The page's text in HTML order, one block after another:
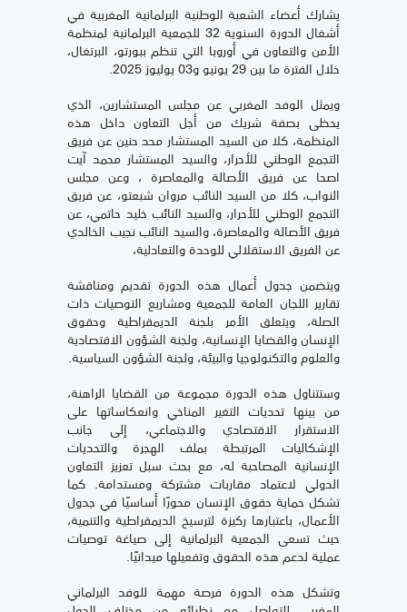
يشارك أعضاء الشعبة الوطنية البرلمانية المغربية في
أشغال الدورة السنوية 32 للجمعية البرلمانية لمنظمة
الأمن والتعاون في أوروبا التي تنظم ببورتو، البرتغال،
خلال الفترة ما بين 29 يونيو و03 يوليوز 2025.
ويمثل الوفد المغربي عن مجلس المستشارين، الذي
يحظى بصفة شريك من أجل التعاون داخل هذه
المنظمة، كلا من السيد المستشار محد حنين عن فريق
التجمع الوطني للأحرار، والسيد المستشار محمد آيت
اصحا عن فريق الأصالة والمعاصرة ، وعن مجلس
النواب، كلا من السيد النائب مروان شبعتو، عن فريق
التجمع الوطني للأحرار، والسيد النائب خليد حاتمي، عن
فريق الأصالة والمعاصرة، والسيد النائب نجيب الخالدي
عن الفريق الاستقلالي للوحدة والتعادلية،
ويتضمن جدول أعمال هذه الدورة تقديم ومناقشة
تقارير اللجان العامة للجمعية ومشاريع التوصيات ذات
الصلة، ويتعلق الأمر بلجنة الديمقراطية وحقوق
الإنسان والقضايا الإنسانية، ولجنة الشؤون الاقتصادية
والعلوم والتكنولوجيا والبيئة، ولجنة الشؤون السياسية.
وستتناول هذه الدورة مجموعة من القضايا الراهنة،
من بينها تحديات التغير المناخي وانعكاساتها على
الاستقرار الاقتصادي والاجتماعي، إلى جانب
الإشكاليات المرتبطة بملف الهجرة والتحديات
الإنسانية المصاحبة له، مع بحث سبل تعزيز التعاون
الدولي لاعتماد مقاربات مشتركة ومستدامة. كما
تشكل حماية حقوق الإنسان محورًا أساسيًا في جدول
الأعمال، باعتبارها ركيزة لترسيخ الديمقراطية والتنمية،
حيث تسعى الجمعية البرلمانية إلى صياغة توصيات
عملية لدعم هذه الحقوق وتفعيلها ميدانيًا.
وتشكل هذه الدورة فرصة مهمة للوفد البرلماني